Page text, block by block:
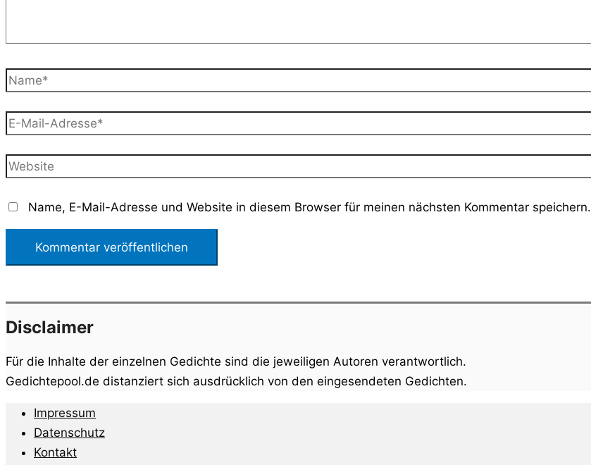
Name*
E-
Adresse*
Website
Name, E-Mail-Adresse und Website in diesem Browser für meinen nächsten Kommentar speichern.
Disclaimer
Für die Inhalte der einzelnen Gedichte sind die jeweiligen Autoren verantwortlich.
Gedichtepool.de distanziert sich ausdrücklich von den eingesendeten Gedichten.
Impressum
Datenschutz
Kontakt